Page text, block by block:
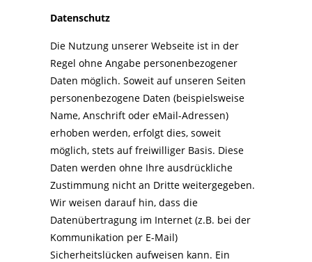
Datenschutz
Die Nutzung unserer Webseite ist in der
Regel ohne Angabe personenbezogener
Daten möglich. Soweit auf unseren Seiten
personenbezogene Daten (beispielsweise
Name, Anschrift oder eMail-Adressen)
erhoben werden, erfolgt dies, soweit
möglich, stets auf freiwilliger Basis. Diese
Daten werden ohne Ihre ausdrückliche
Zustimmung nicht an Dritte weitergegeben.
Wir weisen darauf hin, dass die
Datenübertragung im Internet (z.B. bei der
Kommunikation per E-Mail)
Sicherheitslücken aufweisen kann. Ein